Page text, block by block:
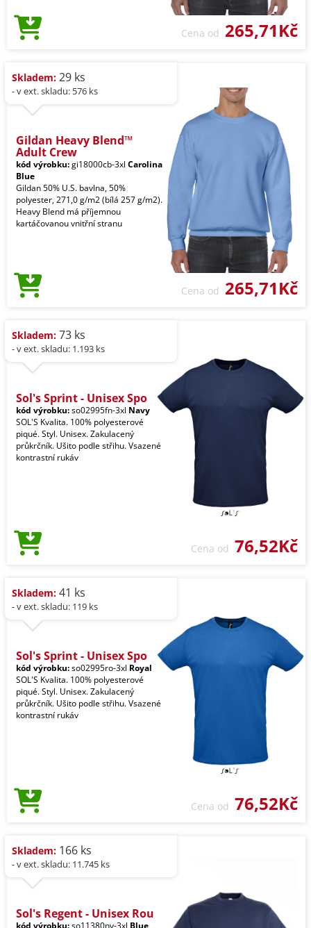
Cena od 265,71Kč
Skladem: 29 ks
- v ext. skladu: 576 ks
Gildan Heavy Blend™
Adult Crew
kód výrobku:gi18000cb-3xl Carolina
Blue
Gildan 50% U.S. bavlna, 50%
polyester, 271,0 g/m2 (bílá 257 g/m2).
Heavy Blend má příjemnou
kartáčovanou vnitřní stranu
Cena od 265,71Kč
Skladem: 73 ks
- v ext. skladu: 1.193 ks
Sol's Sprint - Unisex Spo
kód výrobku:so02995fn-3xl Navy
SOL'S Kvalita. 100% polyesterové
piqué. Styl. Unisex. Zakulacený
průkrčník. Ušito podle střihu. Vsazené
kontrastní rukáv
Cena od 76,52Kč
Skladem: 41 ks
- v ext. skladu: 119 ks
Sol's Sprint - Unisex Spo
kód výrobku:so02995ro-3xl Royal
SOL'S Kvalita. 100% polyesterové
piqué. Styl. Unisex. Zakulacený
průkrčník. Ušito podle střihu. Vsazené
kontrastní rukáv
Cena od 76,52Kč
Skladem: 166 ks
- v ext. skladu: 11.745 ks
Sol's Regent - Unisex Rou
kód výrobku:so11380nv-3xl Blue